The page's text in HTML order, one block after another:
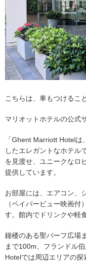
こちらは、車もつけるこ
マリオットホテルの公式
「Ghent Marriott Hotel
したエレガントなホテル
を見渡せ、ユニークなロ
提供しています。
お部屋には、エアコン、
（ペイパービュー映画付
す。館内でドリンクや軽
鐘楼のある聖バーフ広場
まで100m、フランドル
Hotelでは周辺エリアの